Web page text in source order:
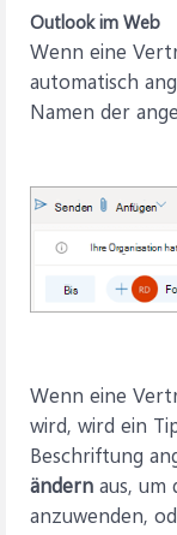
Outlook im Web
Wenn eine
automatisch
Namen der
Wenn eine
wird, wird ein
Beschriftung
ändern aus, um
anzuwenden,